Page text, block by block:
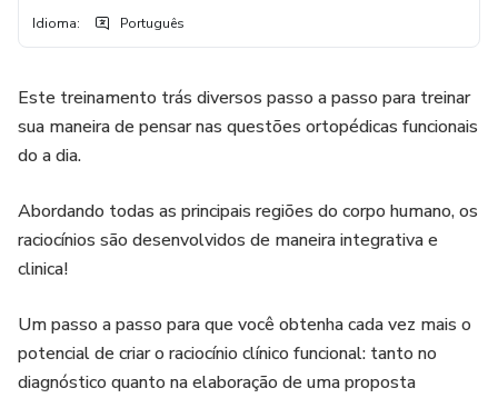
Idioma: Português
Este treinamento trás diversos passo a passo para treinar
sua maneira de pensar nas questões ortopédicas funcionais
do a dia.
Abordando todas as principais regiões do corpo humano, os
raciocínios são desenvolvidos de maneira integrativa e
clinica!
Um passo a passo para que você obtenha cada vez mais o
potencial de criar o raciocínio clínico funcional: tanto no
diagnóstico quanto na elaboração de uma proposta